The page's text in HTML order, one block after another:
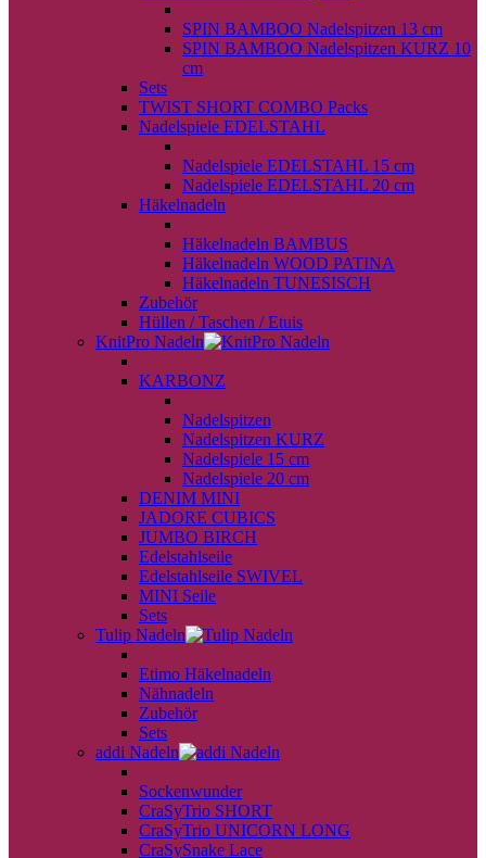
SPIN BAMBOO Nadelspitzen 13 cm
SPIN BAMBOO Nadelspitzen KURZ 10
cm
Sets
TWIST SHORT COMBO Packs
Nadelspiele EDELSTAHL
Nadelspiele EDELSTAHL 15 cm
Nadelspiele EDELSTAHL 20 cm
Häkelnadeln
Häkelnadeln BAMBUS
Häkelnadeln WOOD PATINA
Häkelnadeln TUNESISCH
Zubehör
Hüllen / Taschen / Etuis
KnitPro Nadeln
KARBONZ
Nadelspitzen
Nadelspitzen KURZ
Nadelspiele 15 cm
Nadelspiele 20 cm
DENIM MINI
JADORE CUBICS
JUMBO BIRCH
Edelstahlseile
Edelstahlseile SWIVEL
MINI Seile
Sets
Tulip Nadeln
Etimo Häkelnadeln
Nähnadeln
Zubehör
Sets
addi Nadeln
Sockenwunder
CraSyTrio SHORT
CraSyTrio UNICORN LONG
CraSySnake Lace